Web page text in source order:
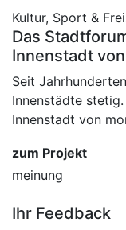
Kultur, Sport &
Das
Innenstadt
Seit
Innenstädte
Innenstadt von
zum Projekt
meinung
Ihr Feedback